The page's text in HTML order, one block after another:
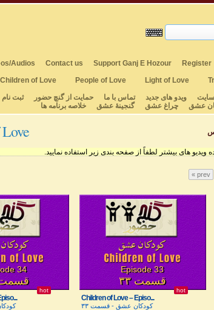
Audios Contact us Support Ganj E Hozour
Register
Children of Love
People of Love Light of Love
ویدو های جدید تماس با ما حمایت از گنچ حضور
ثبت نام
عشق چراغ عشق گنجینهٔ عشق خلاصه برنامه ها
ویدیو های بیشتر لطفاً از صفحه بندی زیر استفاده نمایید.
« prev
34
قسمت
hot
Episode 33
قسمت ۳۳
hot
Children of Love – Episo...
کودکان عشق - قسمت ۳۳